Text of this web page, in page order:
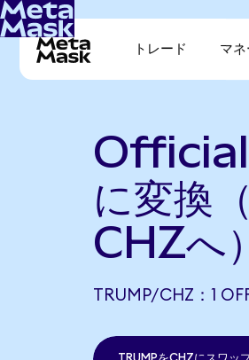
トレード マネ
に変換
CHZへ）
TRUMP/CHZ：1